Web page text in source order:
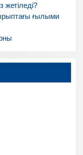
жетіледі?
ғылыми